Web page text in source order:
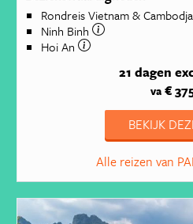
Rondreis Vietnam & Cambodja
Ninh Binh
Hoi An
21 dagen
va €
BEKIJK
Alle reizen van